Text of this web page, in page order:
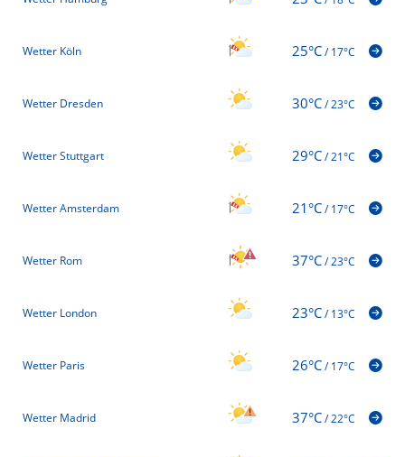
Wetter Köln 25°C/17°C
Wetter Dresden 30°C/23°C
Wetter Stuttgart 29°C/21°C
Wetter Amsterdam 21°C/17°C
Wetter Rom 37°C/23°C
Wetter London 23°C/13°C
Wetter Paris 26°C/17°C
Wetter Madrid 37°C/22°C